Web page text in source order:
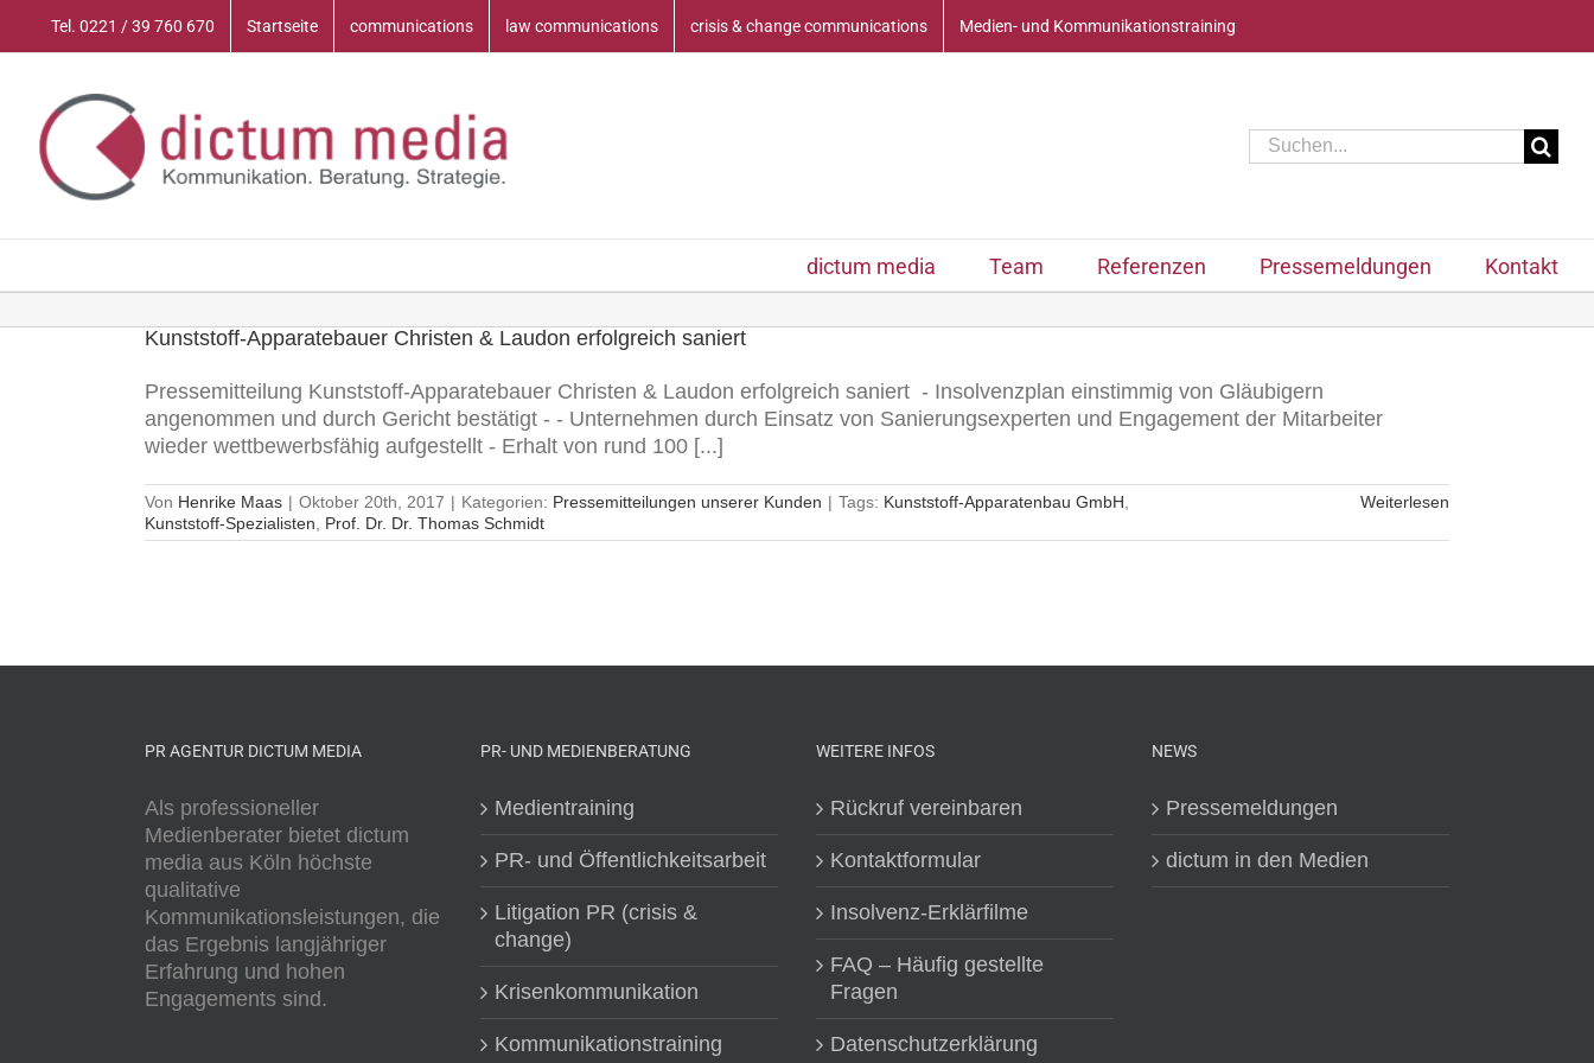
Tel. 0221 / 39 760 670 Startseite communications law communications crisis & change communications Medien- und Kommunikationstraining
Suche
nach:
dictum media Team Referenzen Pressemeldungen Kontakt
Kunststoff-Apparatebauer Christen & Laudon erfolgreich saniert
Pressemitteilung Kunststoff-Apparatebauer Christen & Laudon erfolgreich saniert - Insolvenzplan einstimmig von Gläubigern
angenommen und durch Gericht bestätigt - - Unternehmen durch Einsatz von Sanierungsexperten und Engagement der Mitarbeiter
wieder wettbewerbsfähig aufgestellt - Erhalt von rund 100 [...]
Von Henrike Maas | Oktober 20th, 2017 | Kategorien: Pressemitteilungen unserer Kunden | Tags: Kunststoff-Apparatenbau GmbH
Kunststoff-Spezialisten
Prof. Dr. Dr. Thomas Schmidt
Weiterlesen
PR AGENTUR DICTUM MEDIA
Als professioneller
Medienberater bietet dictum
media aus Köln höchste
qualitative
Kommunikationsleistungen, die
das Ergebnis langjähriger
Erfahrung und hohen
Engagements sind.
PR- UND MEDIENBERATUNG
Medientraining
PR- und Öffentlichkeitsarbeit
Litigation PR (crisis &
change)
Krisenkommunikation
Kommunikationstraining
WEITERE INFOS
Rückruf vereinbaren
Kontaktformular
Insolvenz-Erklärfilme
FAQ – Häufig gestellte
Fragen
Datenschutzerklärung
NEWS
Pressemeldungen
dictum in den Medien